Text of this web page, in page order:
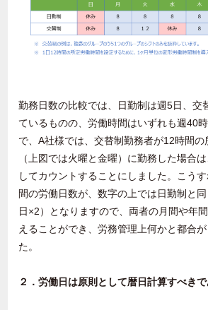
勤務日数の比較では、日勤制は週5日、交
ているものの、労働時間はいずれも週40
で、A社様では、交替制勤務者が12時間の
（上図では火曜と金曜）に勤務した場合
してカウントすることにしました。こう
間の労働日数が、数字の上では日勤制と
日×2）となりますので、両者の月間や年
えることができ、労務管理上何かと都合
た。
２．労働日は原則として暦日計算すべき